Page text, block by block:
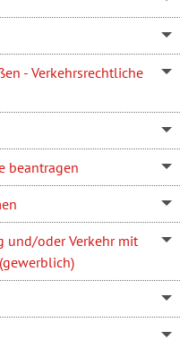
- Verkehrsrechtliche
beantragen
und/oder Verkehr mit